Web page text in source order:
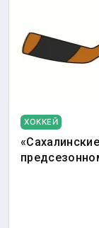
ХОККЕЙ